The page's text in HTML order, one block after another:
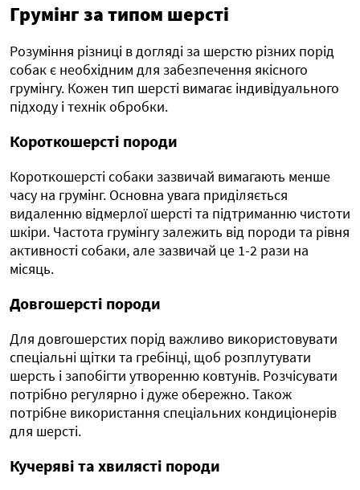
Грумінг за типом шерсті
Розуміння різниці в догляді за шерстю різних порід
собак є необхідним для забезпечення якісного
грумінгу. Кожен тип шерсті вимагає індивідуального
підходу і технік обробки.
Короткошерсті породи
Короткошерсті собаки зазвичай вимагають менше
часу на грумінг. Основна увага приділяється
видаленню відмерлої шерсті та підтриманню чистоти
шкіри. Частота грумінгу залежить від породи та рівня
активності собаки, але зазвичай це 1-2 рази на
місяць.
Довгошерсті породи
Для довгошерстих порід важливо використовувати
спеціальні щітки та гребінці, щоб розплутувати
шерсть і запобігти утворенню ковтунів. Розчісувати
потрібно регулярно і дуже обережно. Також
потрібне використання спеціальних кондиціонерів
для шерсті.
Кучеряві та хвилясті породи